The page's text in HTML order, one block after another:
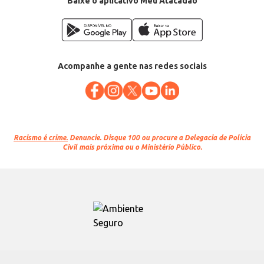
Acompanhe a gente nas redes sociais
Racismo é crime. Denuncie. Disque 100 ou procure a Delegacia de Polícia
Civil mais próxima ou o Ministério Público.